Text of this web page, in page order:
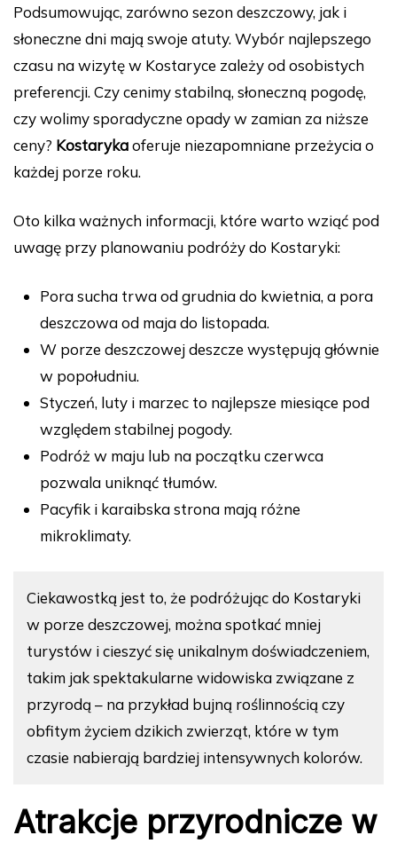
Podsumowując, zarówno sezon deszczowy, jak i
słoneczne dni mają swoje atuty. Wybór najlepszego
czasu na wizytę w Kostaryce zależy od osobistych
preferencji. Czy cenimy stabilną, słoneczną pogodę,
czy wolimy sporadyczne opady w zamian za niższe
ceny? Kostarykaoferuje niezapomniane przeżycia o
każdej porze roku.
Oto kilka ważnych informacji, które warto wziąć pod
uwagę przy planowaniu podróży do Kostaryki:
Pora sucha trwa od grudnia do kwietnia, a pora
deszczowa od maja do listopada.
W porze deszczowej deszcze występują głównie
w popołudniu.
Styczeń, luty i marzec to najlepsze miesiące pod
względem stabilnej pogody.
Podróż w maju lub na początku czerwca
pozwala uniknąć tłumów.
Pacyfik i karaibska strona mają różne
mikroklimaty.
Ciekawostką jest to, że podróżując do Kostaryki
w porze deszczowej, można spotkać mniej
turystów i cieszyć się unikalnym doświadczeniem,
takim jak spektakularne widowiska związane z
przyrodą – na przykład bujną roślinnością czy
obfitym życiem dzikich zwierząt, które w tym
czasie nabierają bardziej intensywnych kolorów.
Atrakcje przyrodnicze w